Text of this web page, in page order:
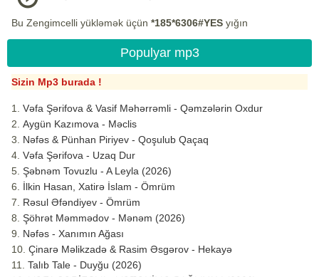
Bu Zengimcelli yükləmək üçün *185*6306#YES yığın
Populyar mp3
Sizin Mp3 burada !
Vəfa Şərifova & Vasif Məhərrəmli - Qəmzələrin Oxdur
Aygün Kazımova - Məclis
Nəfəs & Pünhan Piriyev - Qoşulub Qaçaq
Vəfa Şərifova - Uzaq Dur
Şəbnəm Tovuzlu - A Leyla (2026)
İlkin Hasan, Xatirə İslam - Ömrüm
Rəsul Əfəndiyev - Ömrüm
Şöhrət Məmmədov - Mənəm (2026)
Nəfəs - Xanımın Ağası
Çinarə Məlikzadə & Rasim Əsgərov - Hekayə
Talıb Tale - Duyğu (2026)